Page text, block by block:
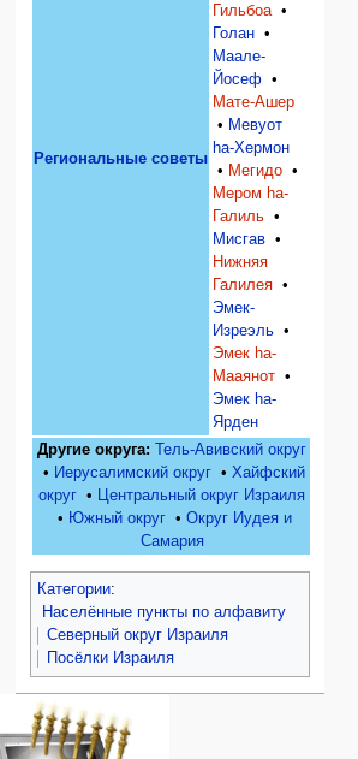
Региональные советы
Гильбоа •
Голан •
Маале-
Йосеф •
Мате-Ашер
• Мевуот
hа-Хермон
• Мегидо •
Мером hа-
Галиль •
Мисгав •
Нижняя
Галилея •
Эмек-
Изреэль •
Эмек hа-
Мааянот •
Эмек hа-
Ярден
Другие округа: Тель-Авивский округ
• Иерусалимский округ •Хайфский
округ •
Центральный округ Израиля
• Южный округ• Округ Иудея и
Самария
Категории:
Населённые пункты по алфавиту
Северный округ Израиля
Посёлки Израиля
Навигация
персональные инструменты
войти
запрос
категории
Израиль:Страна и
государство